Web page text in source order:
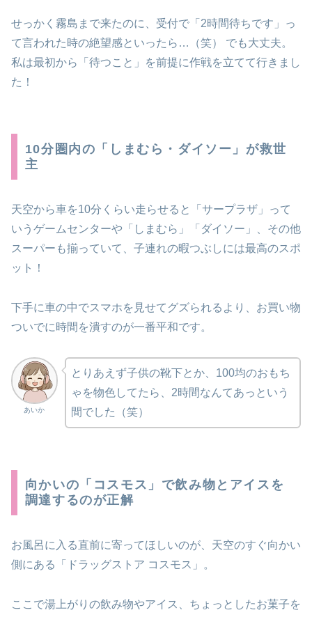
せっかく霧島まで来たのに、受付で「2時間待ちです」っ
て言われた時の絶望感といったら…（笑） でも大丈夫。
私は最初から「待つこと」を前提に作戦を立てて行きまし
た！
10分圏内の「しまむら・ダイソー」が救世
主
天空から車を10分くらい走らせると「サープラザ」って
いうゲームセンターや「しまむら」「ダイソー」、その他
スーパーも揃っていて、子連れの暇つぶしには最高のスポ
ット！
下手に車の中でスマホを見せてグズられるより、お買い物
ついでに時間を潰すのが一番平和です。
あいか
とりあえず子供の靴下とか、100均のおもち
ゃを物色してたら、2時間なんてあっという
間でした（笑）
向かいの「コスモス」で飲み物とアイスを
調達するのが正解
お風呂に入る直前に寄ってほしいのが、天空のすぐ向かい
側にある「ドラッグストア コスモス」。
ここで湯上がりの飲み物やアイス、ちょっとしたお菓子を